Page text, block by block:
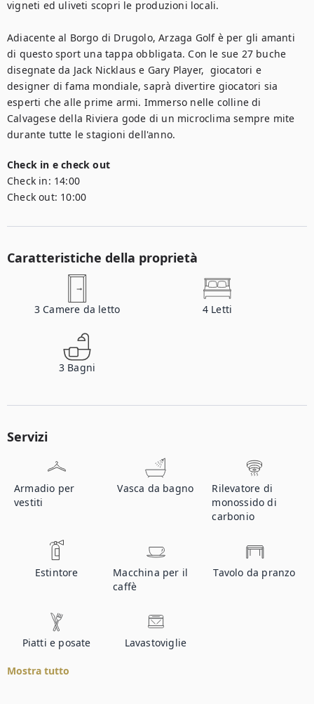
vigneti ed uliveti scopri le produzioni locali.
Adiacente al Borgo di Drugolo, Arzaga Golf è per gli amanti
di questo sport una tappa obbligata. Con le sue 27 buche
disegnate da Jack Nicklaus e Gary Player,  giocatori e
designer di fama mondiale, saprà divertire giocatori sia
esperti che alle prime armi. Immerso nelle colline di
Calvagese della Riviera gode di un microclima sempre mite
durante tutte le stagioni dell'anno.
Check in e check out
Check in: 14:00
Check out: 10:00
Caratteristiche della proprietà
3 Camere da letto 4 Letti
3 Bagni
Servizi
Armadio per
vestiti
Vasca da bagno
Rilevatore di
monossido di
carbonio
Estintore
Macchina per il
caffè
Tavolo da pranzo
Piatti e posate Lavastoviglie
Mostra tutto